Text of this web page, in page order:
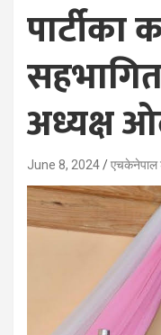
पार्टीका
अध्यक्ष
June 8, 2024